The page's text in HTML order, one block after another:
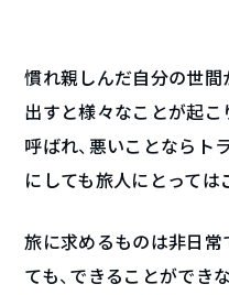
慣れ親しんだ自分の世間
出すと様々なことが起こ
呼ばれ、悪いことならト
にしても旅人にとっては
旅に求めるものは非日常
ても、できることができ